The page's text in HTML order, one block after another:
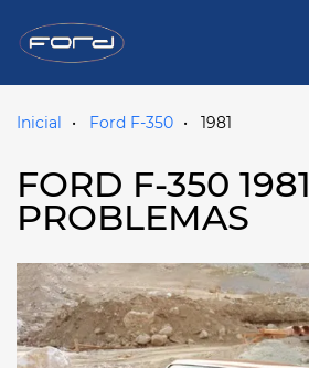
Inicial Ford F-350 1981
FORD F-350 1981
PROBLEMAS